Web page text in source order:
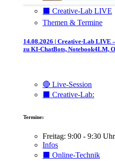
⬛️ Creative-Lab LIVE
Themen & Termine
14.08.2026 | Creative-Lab LIVE
zu KI-ChatBots, Notebook4LM,
🔴 Live-Session
⬛️ Creative-Lab:
Termine:
Freitag: 9:00 - 9:30 Uhr
Infos
⬛️ Online-Technik